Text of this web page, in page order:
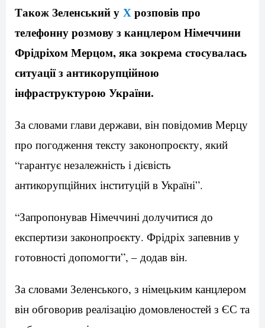
Також Зеленський у Хрозповів про
телефонну розмову з канцлером Німеччини
Фрідріхом Мерцом, яка зокрема стосувалась
ситуації з антикорупційною
інфраструктурою України.
За словами глави держави, він повідомив Мерцу
про погодження тексту законопроєкту, який
“гарантує незалежність і дієвість
антикорупційних інституцій в Україні”.
“Запропонував Німеччині долучитися до
експертизи законопроєкту. Фрідріх запевнив у
готовності допомогти”, – додав він.
За словами Зеленського, з німецьким канцлером
він обговорив реалізацію домовленостей з ЄС та